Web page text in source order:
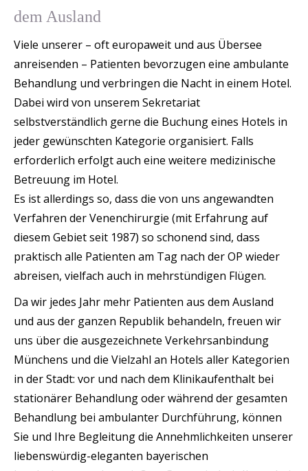
dem Ausland
Viele unserer – oft europaweit und aus Übersee
anreisenden – Patienten bevorzugen eine ambulante
Behandlung und verbringen die Nacht in einem Hotel.
Dabei wird von unserem Sekretariat
selbstverständlich gerne die Buchung eines Hotels in
jeder gewünschten Kategorie organisiert. Falls
erforderlich erfolgt auch eine weitere medizinische
Betreuung im Hotel.
Es ist allerdings so, dass die von uns angewandten
Verfahren der Venenchirurgie (mit Erfahrung auf
diesem Gebiet seit 1987) so schonend sind, dass
praktisch alle Patienten am Tag nach der OP wieder
abreisen, vielfach auch in mehrstündigen Flügen.
Da wir jedes Jahr mehr Patienten aus dem Ausland
und aus der ganzen Republik behandeln, freuen wir
uns über die ausgezeichnete Verkehrsanbindung
Münchens und die Vielzahl an Hotels aller Kategorien
in der Stadt: vor und nach dem Klinikaufenthalt bei
stationärer Behandlung oder während der gesamten
Behandlung bei ambulanter Durchführung, können
Sie und Ihre Begleitung die Annehmlichkeiten unserer
liebenswürdig-eleganten bayerischen